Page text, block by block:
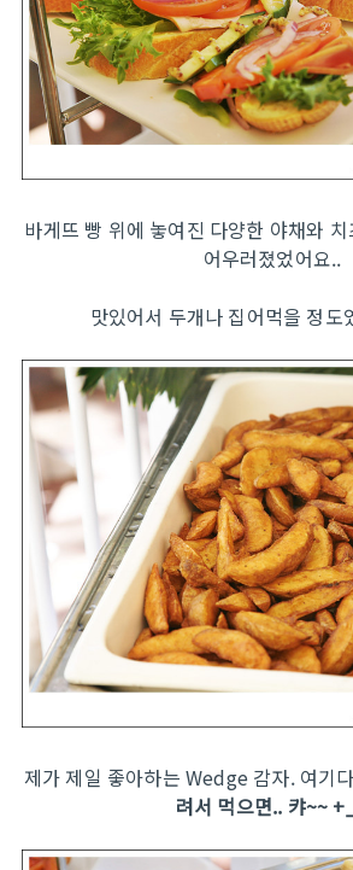
바게뜨 빵 위에 놓여진 다양한 야채와
어우러졌었어요..
맛있어서 두개나 집어먹을 정
제가 제일 좋아하는 Wedge 감자. 여기
려서 먹으면.. 캬~~